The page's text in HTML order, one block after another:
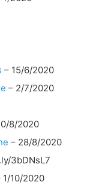
– 15/6/2020
– 2/7/2020
8/2020
– 28/8/2020
3bDNsL7
1/10/2020